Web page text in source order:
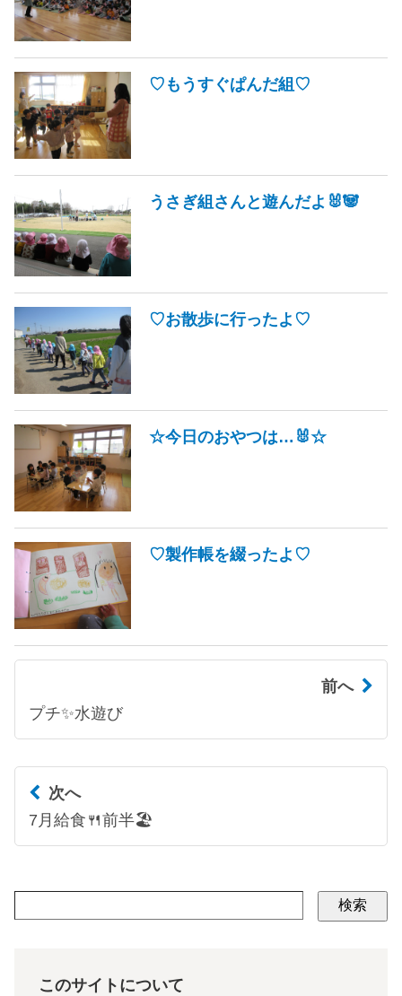
♡もうすぐぱんだ組♡
うさぎ組さんと遊んだよ🐰🐼
♡お散歩に行ったよ♡
☆今日のおやつは…🐰☆
♡製作帳を綴ったよ♡
前へ
プチ✨水遊び
次へ
7月給食🍴前半🏖
検索
このサイトについて